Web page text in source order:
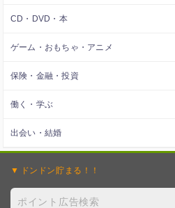
CD・DVD・本
ゲーム・おもちゃ・アニメ
保険・金融・投資
働く・学ぶ
出会い・結婚
ドンドン貯まる！！